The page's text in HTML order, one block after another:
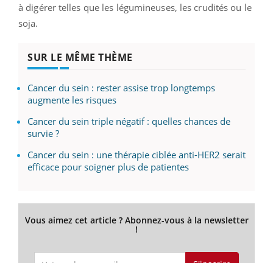
à digérer telles que les légumineuses, les crudités ou le
soja.
SUR LE MÊME THÈME
Cancer du sein : rester assise trop longtemps
augmente les risques
Cancer du sein triple négatif : quelles chances de
survie ?
Cancer du sein : une thérapie ciblée anti-HER2 serait
efficace pour soigner plus de patientes
Vous aimez cet article ? Abonnez-vous à la newsletter
!